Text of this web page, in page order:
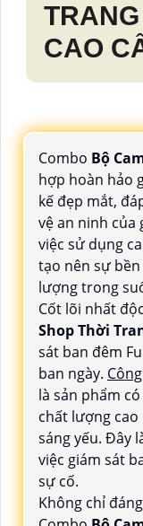
TRANG
CAO
Combo Bộ
hợp hoàn hảo
kế đẹp mắt,
vệ an ninh của
việc sử dụng
tạo nên sự
lượng trong
Cốt lõi nhất
Shop Thời
sát ban đêm
ban ngày.
là sản phẩm
chất lượng cao
sáng yếu. Đây
việc giám sát
sự cố.
Không chỉ